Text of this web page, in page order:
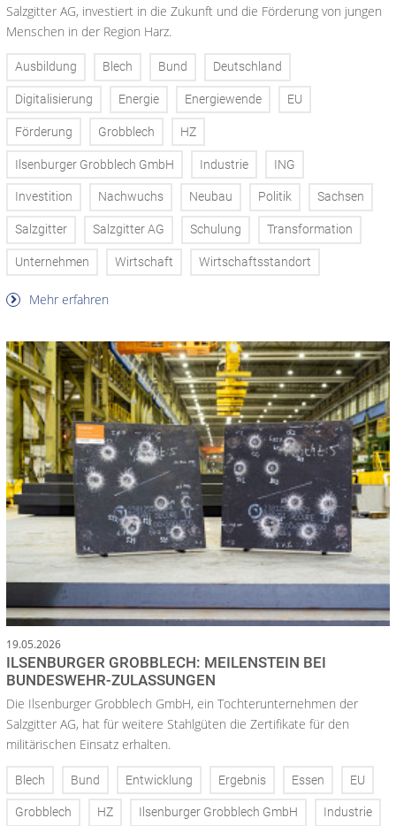
Salzgitter AG, investiert in die Zukunft und die Förderung von jungen
Menschen in der Region Harz.
Ausbildung Blech Bund Deutschland
Digitalisierung Energie Energiewende EU
Förderung Grobblech HZ
Ilsenburger Grobblech GmbH Industrie ING
Investition Nachwuchs Neubau Politik Sachsen
Salzgitter Salzgitter AG Schulung Transformation
Unternehmen Wirtschaft Wirtschaftsstandort
Mehr erfahren
19.05.2026
ILSENBURGER GROBBLECH: MEILENSTEIN BEI
BUNDESWEHR-ZULASSUNGEN
Die Ilsenburger Grobblech GmbH, ein Tochterunternehmen der
Salzgitter AG, hat für weitere Stahlgüten die Zertifikate für den
militärischen Einsatz erhalten.
Blech Bund Entwicklung Ergebnis Essen EU
Grobblech HZ Ilsenburger Grobblech GmbH Industrie